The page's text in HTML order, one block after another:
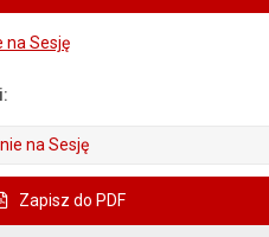
na Sesję
na Sesję
Zapisz do PDF